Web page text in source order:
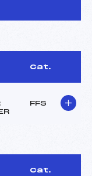
Cat.
FFS
Cat.